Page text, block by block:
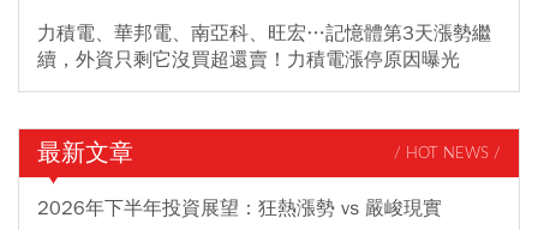
力積電、華邦電、南亞科、旺宏…記憶體第3天漲勢繼
續，外資只剩它沒買超還賣！力積電漲停原因曝光
最新文章 / HOT NEWS /
2026年下半年投資展望：狂熱漲勢 vs 嚴峻現實